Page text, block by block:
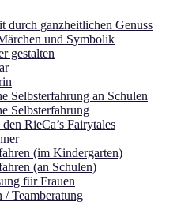
durch ganzheitlichen Genuss
und Symbolik
gestalten
Selbsterfahrung an Schulen
Selbsterfahrung
RieCa’s Fairytales
(im Kindergarten)
(an Schulen)
für Frauen
/ Teamberatung